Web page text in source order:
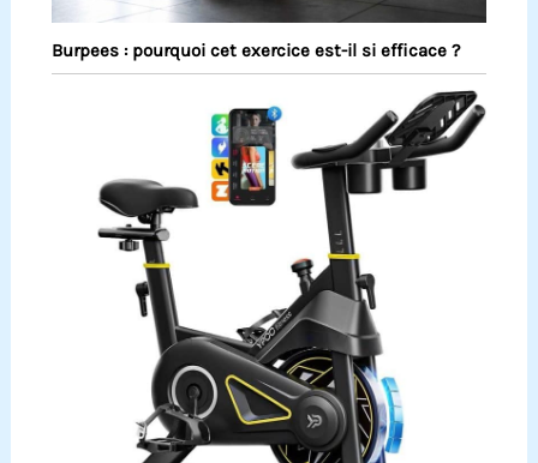
Burpees : pourquoi cet exercice est-il si efficace ?